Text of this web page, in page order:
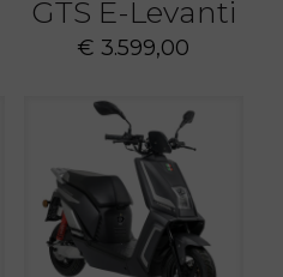
GTS E-Levanti
€ 3.599,00